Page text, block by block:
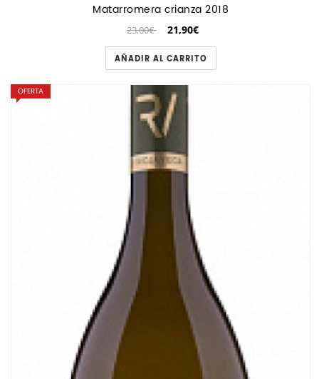
Matarromera crianza 2018
23,00€ 21,90€
AÑADIR AL CARRITO
OFERTA